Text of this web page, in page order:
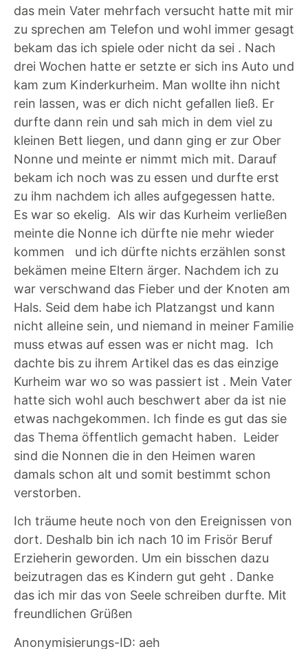
das mein Vater mehrfach versucht hatte mit mir
zu sprechen am Telefon und wohl immer gesagt
bekam das ich spiele oder nicht da sei . Nach
drei Wochen hatte er setzte er sich ins Auto und
kam zum Kinderkurheim. Man wollte ihn nicht
rein lassen, was er dich nicht gefallen ließ. Er
durfte dann rein und sah mich in dem viel zu
kleinen Bett liegen, und dann ging er zur Ober
Nonne und meinte er nimmt mich mit. Darauf
bekam ich noch was zu essen und durfte erst
zu ihm nachdem ich alles aufgegessen hatte.
Es war so ekelig. Als wir das Kurheim verließen
meinte die Nonne ich dürfte nie mehr wieder
kommen und ich dürfte nichts erzählen sonst
bekämen meine Eltern ärger. Nachdem ich zu
war verschwand das Fieber und der Knoten am
Hals. Seid dem habe ich Platzangst und kann
nicht alleine sein, und niemand in meiner Familie
muss etwas auf essen was er nicht mag. Ich
dachte bis zu ihrem Artikel das es das einzige
Kurheim war wo so was passiert ist . Mein Vater
hatte sich wohl auch beschwert aber da ist nie
etwas nachgekommen. Ich finde es gut das sie
das Thema öffentlich gemacht haben. Leider
sind die Nonnen die in den Heimen waren
damals schon alt und somit bestimmt schon
verstorben.
Ich träume heute noch von den Ereignissen von
dort. Deshalb bin ich nach 10 im Frisör Beruf
Erzieherin geworden. Um ein bisschen dazu
beizutragen das es Kindern gut geht . Danke
das ich mir das von Seele schreiben durfte. Mit
freundlichen Grüßen
Anonymisierungs-ID: aeh